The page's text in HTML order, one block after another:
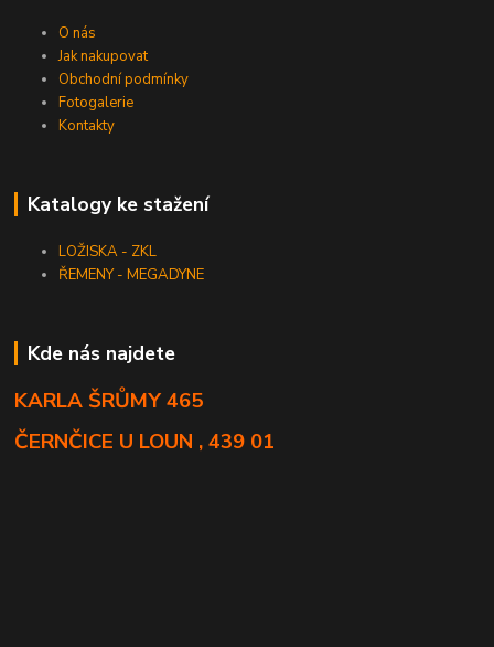
O nás
Jak nakupovat
Obchodní podmínky
Fotogalerie
Kontakty
Katalogy ke stažení
LOŽISKA - ZKL
ŘEMENY - MEGADYNE
Kde nás najdete
KARLA ŠRŮMY 465
ČERNČICE U LOUN , 439 01